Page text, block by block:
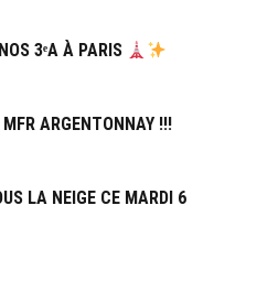
3ᵉA À PARIS
ARGENTONNAY !!!
LA NEIGE CE MARDI 6